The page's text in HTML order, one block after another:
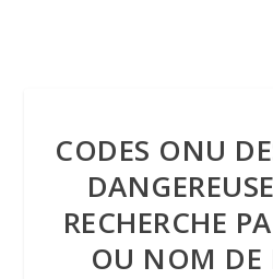
CODES ONU
RECHERCHE
OU NOM DE